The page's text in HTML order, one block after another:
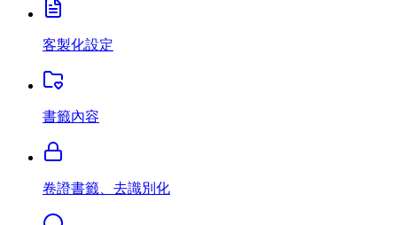
客製化設定
書籤內容
卷證書籤、去識別化